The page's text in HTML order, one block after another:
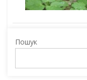
Пошук